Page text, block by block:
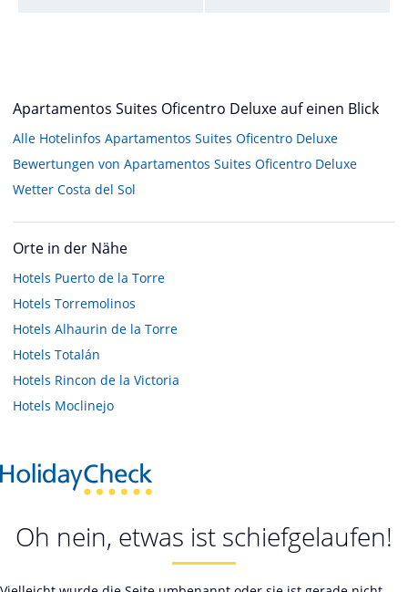
Apartamentos Suites Oficentro Deluxe auf einen Blick
Alle Hotelinfos Apartamentos Suites Oficentro Deluxe
Bewertungen von Apartamentos Suites Oficentro Deluxe
Wetter Costa del Sol
Orte in der Nähe
Hotels Puerto de la Torre
Hotels Torremolinos
Hotels Alhaurin de la Torre
Hotels Totalán
Hotels Rincon de la Victoria
Hotels Moclinejo
Oh nein, etwas ist schiefgelaufen!